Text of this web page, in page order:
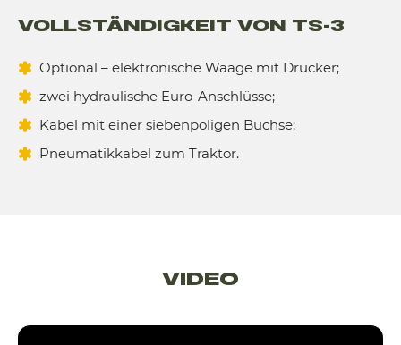
VOLLSTÄNDIGKEIT VON TS-3
Optional – elektronische Waage mit Drucker;
zwei hydraulische Euro-Anschlüsse;
Kabel mit einer siebenpoligen Buchse;
Pneumatikkabel zum Traktor.
VIDEO